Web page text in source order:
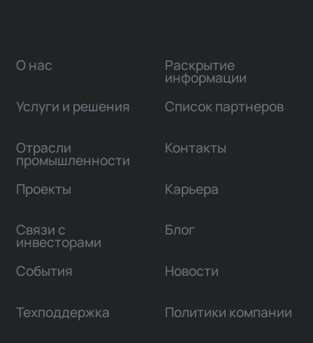
О нас
Услуги и решения
Отрасли
промышленности
Проекты
Связи с
инвесторами
Раскрытие
информации
Список партнеров
Контакты
Карьера
Блог
События Новости
Техподдержка Политики компании